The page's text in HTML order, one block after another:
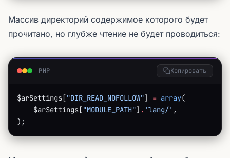
Массив директорий содержимое которого будет
прочитано, но глубже чтение не будет проводиться:
PHP Копировать
$arSettings["DIR_READ_NOFOLLOW"] = array(
    $arSettings[
"MODULE_PATH"] . 'lang/' ,
);